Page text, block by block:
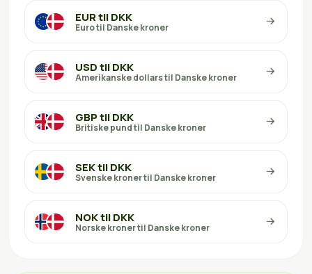
EUR til DKK
Euro til Danske kroner
USD til DKK
Amerikanske dollars til Danske kroner
GBP til DKK
Britiske pund til Danske kroner
SEK til DKK
Svenske kroner til Danske kroner
NOK til DKK
Norske kroner til Danske kroner